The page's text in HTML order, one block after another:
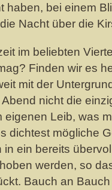
haben, bei einem
Nacht über die
im beliebten
Finden wir es
mit der
nicht die
eigenen Leib, was
dichtest mögliche
ein bereits
werden, so
Bauch an